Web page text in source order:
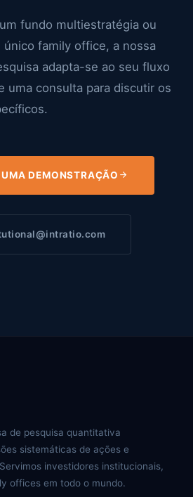
fundo multiestratégia ou
family office, a nossa
adapta-se ao seu fluxo
uma consulta para discutir os
DEMONSTRAÇÃO
de pesquisa quantitativa
sistemáticas de ações e
investidores institucionais,
offices em todo o mundo.